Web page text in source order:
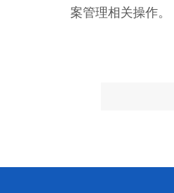
案管理相关操作。